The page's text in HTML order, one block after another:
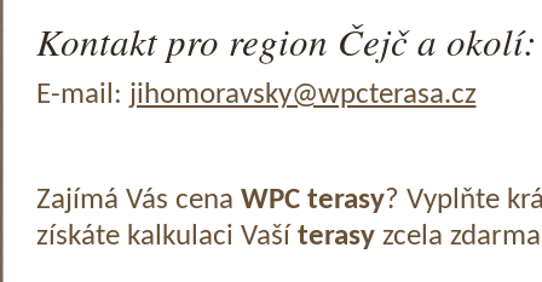
Kontakt pro region Čejč a okolí:
E-mail: jihomoravsky@wpcterasa.cz
Zajímá Vás cena WPC terasy? Vyplňte
získáte kalkulaci Vaší terasyzcela